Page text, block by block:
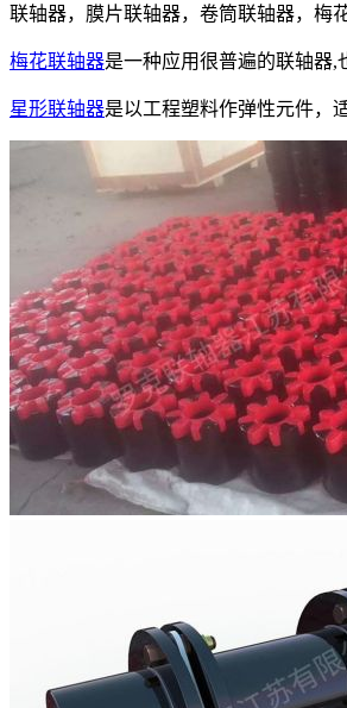
联轴器，膜片联轴器，卷筒联轴器，梅
梅花联轴器是一种应用很普遍的联轴器,
星形联轴器是以工程塑料作弹性元件，